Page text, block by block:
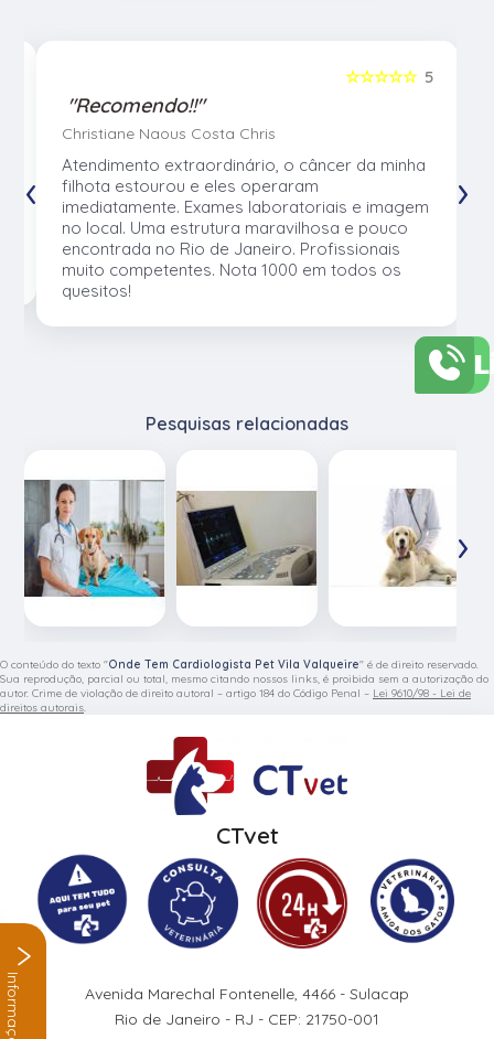
5
☆☆☆☆☆
"Recomendo!!"
Christiane Naous Costa Chris
Atendimento extraordinário, o câncer da minha
filhota estourou e eles operaram
imediatamente. Exames laboratoriais e imagem
no local. Uma estrutura maravilhosa e pouco
encontrada no Rio de Janeiro. Profissionais
muito competentes. Nota 1000 em todos os
quesitos!
‹ ›
Pesquisas relacionadas
‹ ›
O conteúdo do texto "Onde Tem Cardiologista Pet Vila Valqueire" é de direito reservado.
Sua reprodução, parcial ou total, mesmo citando nossos links, é proibida sem a autorização do
autor. Crime de violação de direito autoral – artigo 184 do Código Penal – Lei 9610/98 - Lei de
direitos autorais.
CTvet
Avenida Marechal Fontenelle, 4466 - Sulacap
Rio de Janeiro - RJ - CEP: 21750-001
Informações